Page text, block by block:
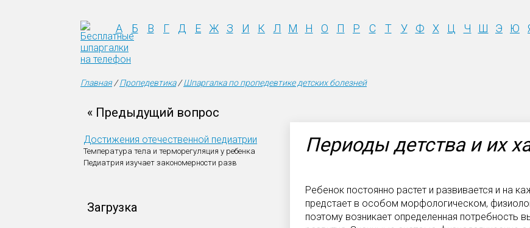
А Б В Г Д Е Ж З И К Л М Н О П Р С Т У Ф Х Ц Ч Ш Э Ю
Главная/Пропедевтика/Шпаргалка по пропедевтике детских болезней
« Предыдущий вопрос
Достижения отечественной педиатрии
Температура тела и терморегуляция у ребенка
Педиатрия изучает закономерности разв
Загрузка
Периоды детства и их
Ребенок постоянно растет и развивается и на
предстает в особом морфологическом,
поэтому возникает определенная потребность